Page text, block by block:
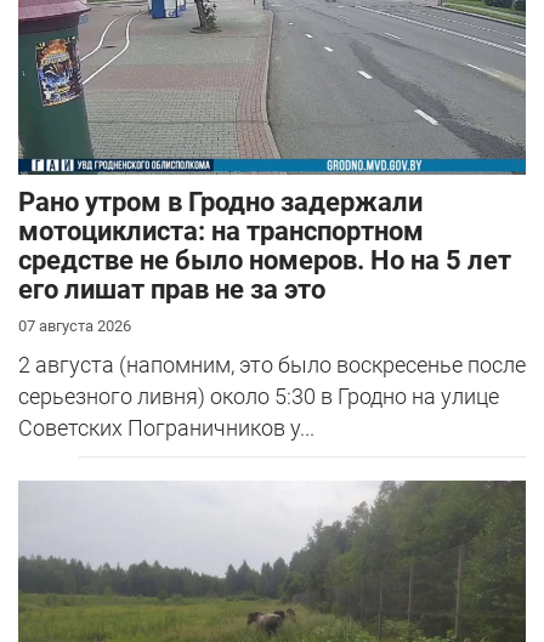
Рано утром в Гродно задержали
мотоциклиста: на транспортном
средстве не было номеров. Но на 5 лет
его лишат прав не за это
07 августа 2026
2 августа (напомним, это было воскресенье после
серьезного ливня) около 5:30 в Гродно на улице
Советских Пограничников у...